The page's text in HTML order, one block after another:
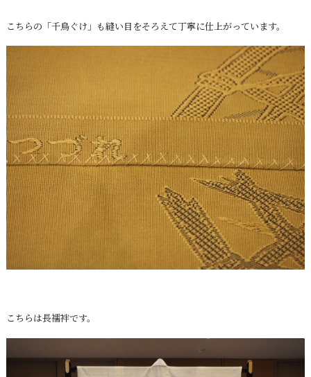
こちらの「千鳥ぐけ」も縫い目をそろえて丁寧に仕上がっています。
こちらは長襦袢です。